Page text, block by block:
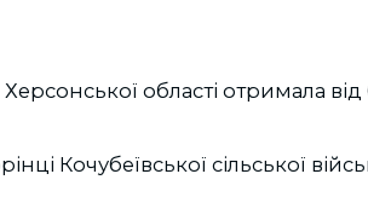
області отримала
Кочубеївської сільської